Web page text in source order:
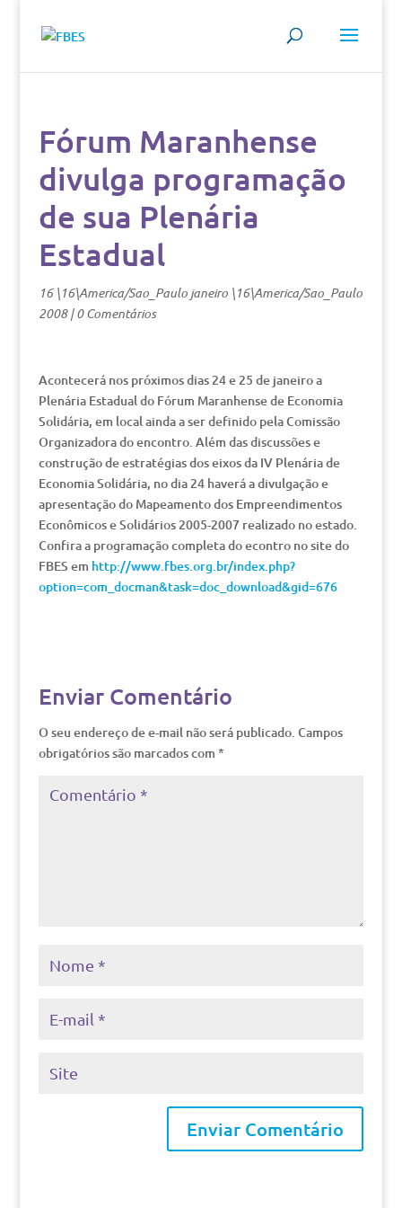
Fórum Maranhense
divulga programação
de sua Plenária
Estadual
16 \16\America/Sao_Paulo janeiro \16\America/Sao_Paulo
2008|0 Comentários
Acontecerá nos próximos dias 24 e 25 de janeiro a
Plenária Estadual do Fórum Maranhense de Economia
Solidária, em local ainda a ser definido pela Comissão
Organizadora do encontro. Além das discussões e
construção de estratégias dos eixos da IV Plenária de
Economia Solidária, no dia 24 haverá a divulgação e
apresentação do Mapeamento dos Empreendimentos
Econômicos e Solidários 2005-2007 realizado no estado.
Confira a programação completa do econtro no site do
FBES em http://www.fbes.org.br/index.php?
option=com_docman&task=doc_download&gid=676
Enviar Comentário
O seu endereço de e-mail não será publicado. Campos
obrigatórios são marcados com *